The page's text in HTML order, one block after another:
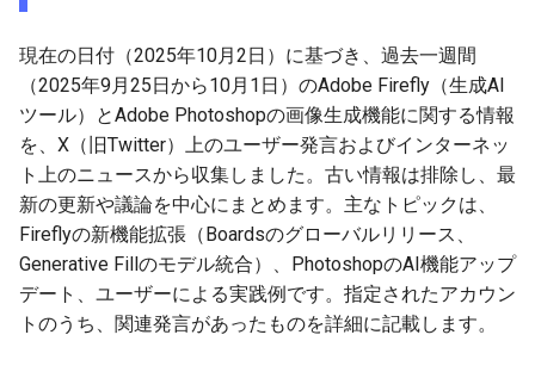
r
c
h
2026-07-08
2026-07-07
2026-07-06
2026-07-05
2026-07-04
2025-12-22
2025-12-21
2025-12-20
2025-12-19
2025-12-18
2026-07-08
2026-07-07
2026-07-06
2026-07-05
2026-07-04
2025-12-22
2025-12-21
2025-12-20
2025-12-19
2025-12-18
2026-05-03
2026-04-26
2026-04-19
2026-04-15
2026-05-10
2026-05-03
2026-04-26
2026-04-19
2026-04-12
2025-11-02
2025-10-26
2025-10-19
2025-10-12
2025-10-05
2026-05-10
2026-05-03
2026-04-26
2026-04-19
2026-04-12
2026-05-10
2026-05-03
2026-04-26
2026-04-19
2026-04-12
2025-10-26
2025-10-19
2025-10-12
2025-10-05
2025-10-04
2026-07-08
2026-07-07
2026-07-05
2026-07-04
2026-07-03
2025-12-22
2025-12-21
2025-12-20
2025-12-19
2025-12-18
2026-05-10
2026-05-03
2026-04-26
2026-04-19
2026-04-12
2026-04-26
2026-04-19
2026-04-12
2026-04-07
2026-04-05
2026-07-07
2026-07-06
2026-07-05
2026-07-04
2026-07-03
2025-12-22
2025-12-21
2025-12-20
2025-12-19
2025-12-18
2026-05-10
2026-05-03
2026-04-26
2026-04-19
2026-04-12
2026-07-07
2026-07-06
2026-07-05
2026-07-04
2026-07-03
2026-05-19
2026-05-18
2026-07-06
2026-07-05
2026-07-04
2026-07-02
2026-07-01
2026-05-10
2026-05-03
2026-04-26
2026-04-19
2026-04-12
現在の日付（2025年10月2日）に基づき、過去一週間
（2025年9月25日から10月1日）のAdobe Firefly（生成AI
ツール）とAdobe Photoshopの画像生成機能に関する情報
を、X（旧Twitter）上のユーザー発言およびインターネッ
ト上のニュースから収集しました。古い情報は排除し、最
新の更新や議論を中心にまとめます。主なトピックは、
Fireflyの新機能拡張（Boardsのグローバルリリース、
Generative Fillのモデル統合）、PhotoshopのAI機能アップ
デート、ユーザーによる実践例です。指定されたアカウン
トのうち、関連発言があったものを詳細に記載します。